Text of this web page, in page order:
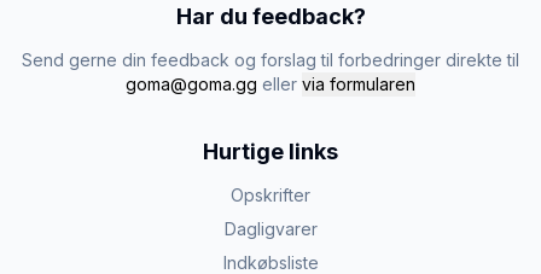
Har du feedback?
Send gerne din feedback og forslag til forbedringer direkte til
goma@goma.gg eller via formularen
Hurtige links
Opskrifter
Dagligvarer
Indkøbsliste